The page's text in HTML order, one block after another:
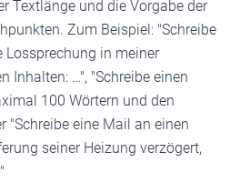
Textlänge und die Vorgabe der
Zum Beispiel: "Schreibe
Lossprechung in meiner
Inhalten: …", "Schreibe einen
100 Wörtern und den
"Schreibe eine Mail an einen
seiner Heizung verzögert,